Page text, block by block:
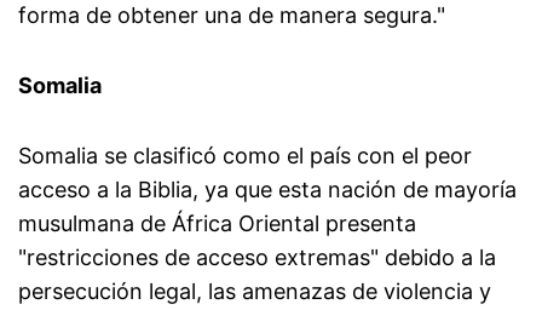
forma de obtener una de manera segura."
Somalia
Somalia se clasificó como el país con el peor
acceso a la Biblia, ya que esta nación de mayoría
musulmana de África Oriental presenta
"restricciones de acceso extremas" debido a la
persecución legal, las amenazas de violencia y